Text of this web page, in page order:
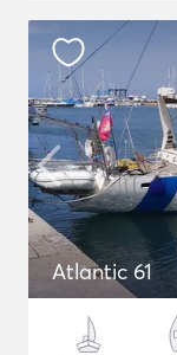
Atlantic 61